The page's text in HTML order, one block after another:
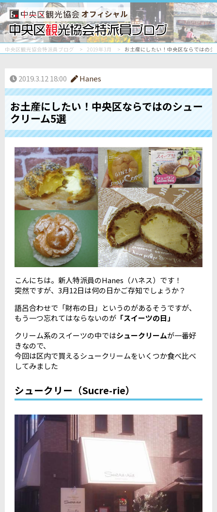
オフィシャル
中央区観光協会特派員ブログ 2019年3月 お土産にしたい！中央区ならではの
2019.3.12 18:00 Hanes
お土産にしたい！中央区ならではのシュー
クリーム5選
こんにちは。新人特派員のHanes（ハネス）です！
突然ですが、3月12日は何の日かご存知でしょうか？
語呂合わせで「財布の日」というのがあるそうですが、
もう一つ忘れてはならないのが 「スイーツの日」
クリーム系のスイーツの中ではシュークリームが一番好
きなので、
今回は区内で買えるシュークリームをいくつか食べ比べ
してみました
シュークリー（Sucre-rie）